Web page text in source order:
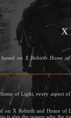
X
on X Rebirth Home
of Light, every aspect
on X Rebirth and Home
is also the reason why the